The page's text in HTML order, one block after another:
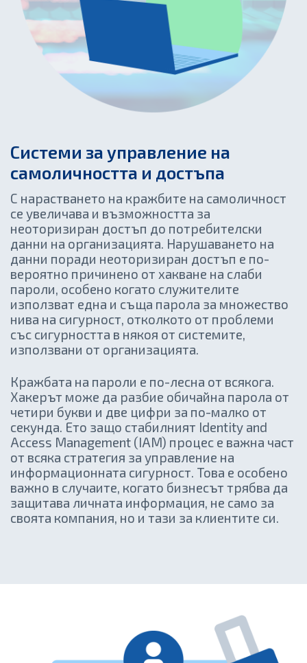
Системи за управление на
самоличността и достъпа
С нарастването на кражбите на самоличност
се увеличава и възможността за
неоторизиран достъп до потребителски
данни на организацията. Нарушаването на
данни поради неоторизиран достъп е по-
вероятно причинено от хакване на слаби
пароли, особено когато служителите
използват една и съща парола за множество
нива на сигурност, отколкото от проблеми
със сигурността в някоя от системите,
използвани от организацията.
Кражбата на пароли е по-лесна от всякога.
Хакерът може да разбие обичайна парола от
четири букви и две цифри за по-малко от
секунда. Ето защо стабилният Identity and
Access Management (IAM) процес е важна част
от всяка стратегия за управление на
информационната сигурност. Това е особено
важно в случаите, когато бизнесът трябва да
защитава личната информация, не само за
своята компания, но и тази за клиентите си.